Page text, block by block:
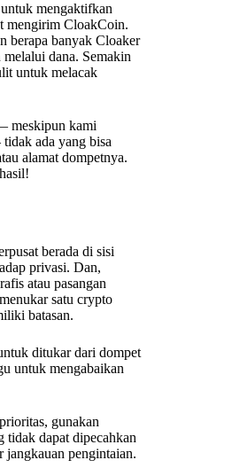
mengaktifkan
mengirim CloakCoin.
berapa banyak Cloaker
dana. Semakin
untuk melacak
meskipun kami
ada yang bisa
alamat dompetnya.
berada di sisi
privasi. Dan,
atau pasangan
satu crypto
batasan.
ditukar dari dompet
untuk mengabaikan
gunakan
tidak dapat dipecahkan
jangkauan pengintaian.